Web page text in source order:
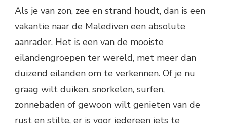
Als je van zon, zee en strand houdt, dan is een
vakantie naar de Malediven een absolute
aanrader. Het is een van de mooiste
eilandengroepen ter wereld, met meer dan
duizend eilanden om te verkennen. Of je nu
graag wilt duiken, snorkelen, surfen,
zonnebaden of gewoon wilt genieten van de
rust en stilte, er is voor iedereen iets te